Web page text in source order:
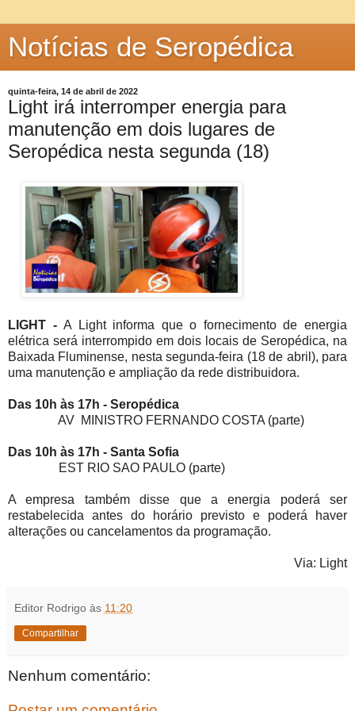
Notícias de Seropédica
quinta-feira, 14 de abril de 2022
Light irá interromper energia para
manutenção em dois lugares de
Seropédica nesta segunda (18)
LIGHT -A Light informa que o fornecimento de energia
elétrica será interrompido em dois locais de Seropédica, na
Baixada Fluminense, nesta segunda-feira (18 de abril), para
uma manutenção e ampliação da rede distribuidora.
Das 10h às 17h - Seropédica
AV MINISTRO FERNANDO COSTA (parte)
Das 10h às 17h - Santa Sofia
EST RIO SAO PAULO (parte)
A empresa também disse que a energia poderá ser
restabelecida antes do horário previsto e poderá haver
alterações ou cancelamentos da programação.
Via: Light
Editor Rodrigo às 11:20
Compartilhar
Nenhum comentário: